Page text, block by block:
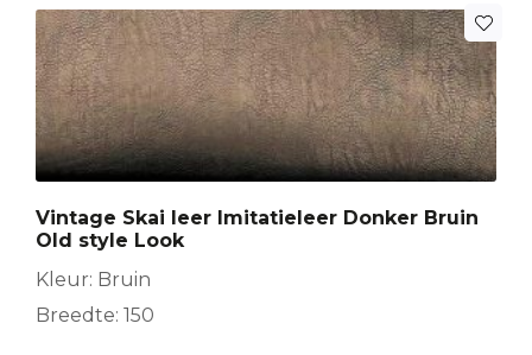
Vintage Skai leer Imitatieleer Donker Bruin
Old style Look
Kleur: Bruin
Breedte: 150